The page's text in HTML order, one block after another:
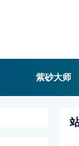
紫砂大师